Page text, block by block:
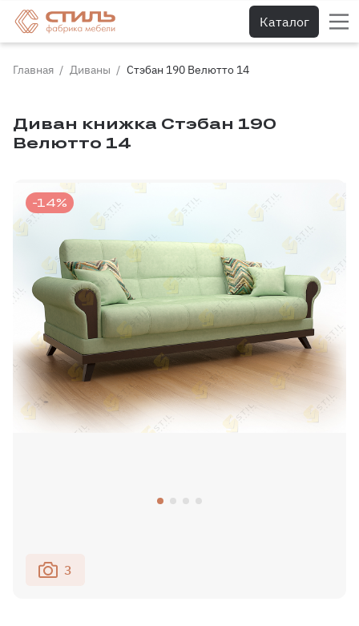
Каталог
Главная Диваны Стэбан 190 Велютто 14
-14%
3
Диван книжка Стэбан 190
Велютто 14